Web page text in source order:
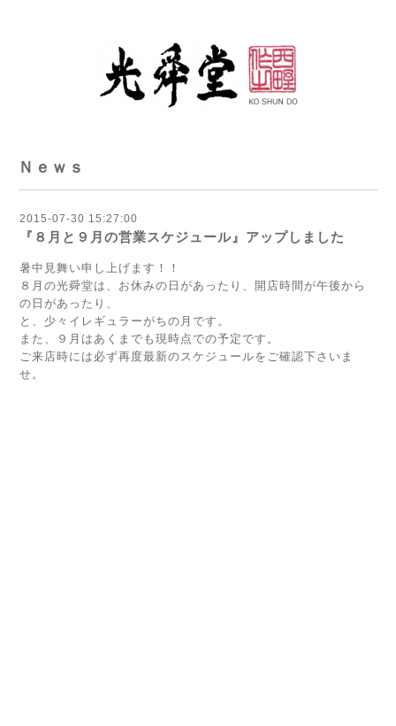
Ｎｅｗｓ
2015-07-30 15:27:00
『８月と９月の営業スケジュール』アップしました
暑中見舞い申し上げます！！
８月の光舜堂は、お休みの日があったり、開店時間が午後から
の日があったり、
と、少々イレギュラーがちの月です。
また、９月はあくまでも現時点での予定です。
ご来店時には必ず再度最新のスケジュールをご確認下さいま
せ。